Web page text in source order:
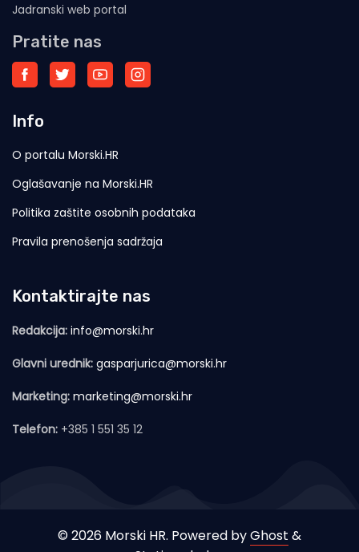
Jadranski web portal
Pratite nas
Info
O portalu Morski.HR
Oglašavanje na Morski.HR
Politika zaštite osobnih podataka
Pravila prenošenja sadržaja
Kontaktirajte nas
Redakcija: info@morski.hr
Glavni urednik: gasparjurica@morski.hr
Marketing: marketing@morski.hr
Telefon: +385 1 551 35 12
© 2026 Morski HR. Powered byGhost &